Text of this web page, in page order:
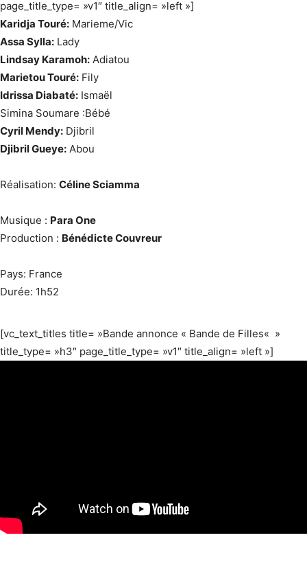
page_title_type= »v1″ title_align= »left »]
Karidja Touré: Marieme/Vic
Assa Sylla: Lady
Lindsay Karamoh: Adiatou
Marietou Touré: Fily
Idrissa Diabaté: Ismaël
Simina Soumare :Bébé
Cyril Mendy: Djibril
Djibril Gueye: Abou
Réalisation: Céline Sciamma
Musique : Para One
Production : Bénédicte Couvreur
Pays: France
Durée: 1h52
[vc_text_titles title= »Bande annonce « Bande de Filles« »
title_type= »h3″ page_title_type= »v1″ title_align= »left »]